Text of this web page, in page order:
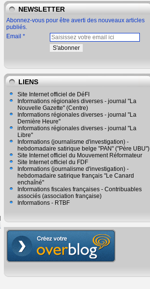
NEWSLETTER
Abonnez-vous pour être averti des nouveaux articles
publiés.
Email
LIENS
Site Internet officiel de DéFI
Informations régionales diverses - journal "La
Nouvelle Gazette" (Centre)
Informations régionales diverses - journal "La
Dernière Heure"
informations régionales diverses - journal "La
Libre"
Informations (journalisme d'investigation) -
hebdomadaire satirique belge "PAN" ("Père UBU")
Site Internet officiel du Mouvement Réformateur
Site Internet officiel du FDF
Informations (journalisme d'investigation) -
hebdomadaire satirique français "Le Canard
enchaîné"
Informations fiscales françaises - Contribuables
associés (association française)
Informations - RTBF